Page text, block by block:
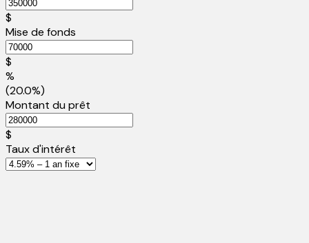
$
Mise de fonds
$
%
(20.0%)
Montant du prêt
$
Taux d'intérêt